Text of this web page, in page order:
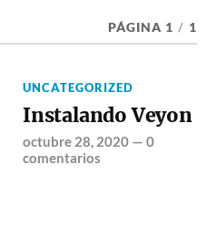
PÁGINA 1 / 1
UNCATEGORIZED
Instalando Veyon
octubre 28, 2020 —0
comentarios